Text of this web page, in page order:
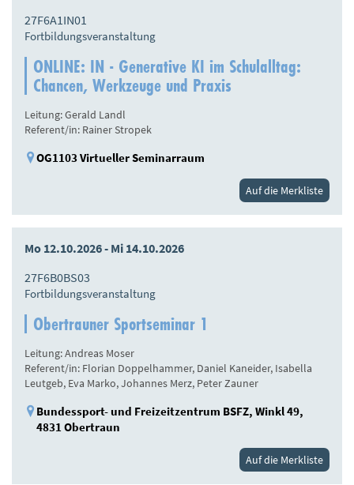
27F6A1IN01
Fortbildungsveranstaltung
ONLINE: IN - Generative KI im Schulalltag:
Chancen, Werkzeuge und Praxis
Leitung: Gerald Landl
Referent/in: Rainer Stropek
OG1103 Virtueller Seminarraum
Auf die Merkliste
Mo 12.10.2026 - Mi 14.10.2026
27F6B0BS03
Fortbildungsveranstaltung
Obertrauner Sportseminar 1
Leitung: Andreas Moser
Referent/in: Florian Doppelhammer, Daniel Kaneider, Isabella
Leutgeb, Eva Marko, Johannes Merz, Peter Zauner
Bundessport- und Freizeitzentrum BSFZ, Winkl 49,
4831 Obertraun
Auf die Merkliste